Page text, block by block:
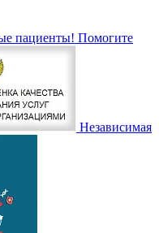
пациенты! Помогите
Независимая